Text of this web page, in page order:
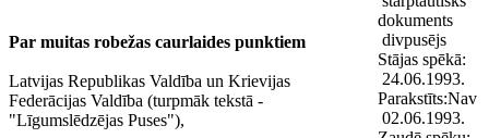
Par muitas robežas caurlaides punktiem
Latvijas Republikas Valdība un Krievijas
Federācijas Valdība (turpmāk tekstā -
"Līgumslēdzējas Puses"),
dokuments
divpusējs
Stājas spēkā:
24.06.1993.
Parakstīts:
02.06.1993.
Nav